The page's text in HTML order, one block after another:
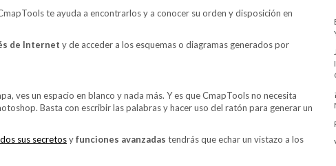
te ayuda a encontrarlos y a conocer su orden y disposición en
de Internet y de acceder a los esquemas o diagramas generados por
ves un espacio en blanco y nada más. Y es que CmapTools no necesita
Basta con escribir las palabras y hacer uso del ratón para generar un
sus secretosyfunciones avanzadas tendrás que echar un vistazo a los